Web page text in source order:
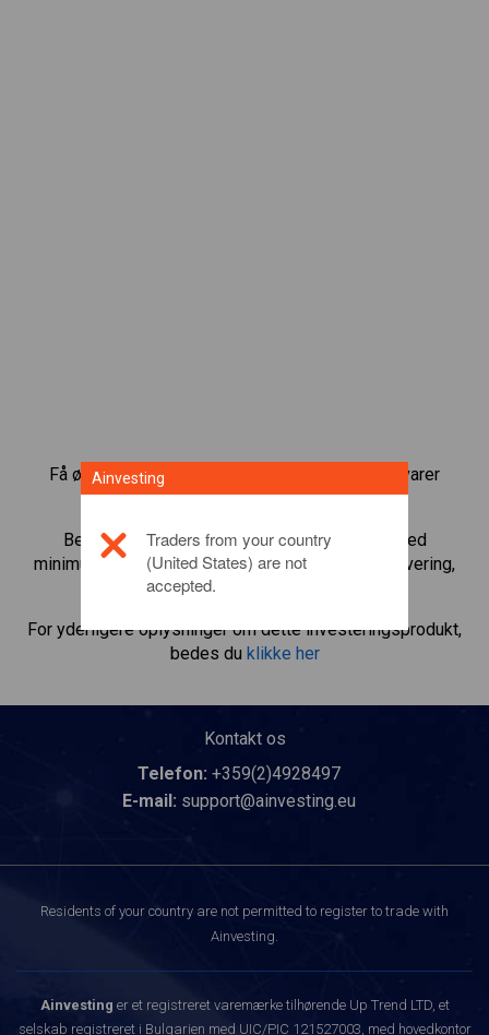
Få øjeblikkelig adgang til de mest populære råvarer
direkte på vores CFD-handelsplatform.
Begynd at handle CFD’er medNatural Gas
med
minimum vedligeholdelsesmargin, bedste eksekvering,
gearing op til 1:200.
For yderligere oplysninger om dette investeringsprodukt,
bedes du klikke her
Kontakt os
Telefon: +359(2)4928497
E-mail: support@ainvesting.eu
Residents of your country are not permitted to register to trade with
Ainvesting.
Ainvesting er et registreret varemærke tilhørende Up Trend LTD, et
selskab registreret i Bulgarien med UIC/PIC 121527003, med hovedkontor
Ainvesting
Traders from your country
(United States) are not
accepted.